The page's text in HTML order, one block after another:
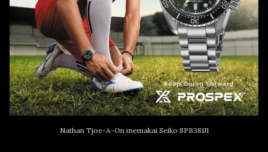
Nathan Tjoe-A-On memakai Seiko SPB381J1